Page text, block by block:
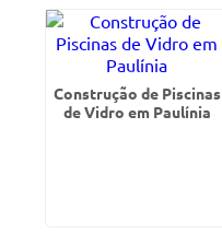
Construção de Piscinas
de Vidro em Paulínia